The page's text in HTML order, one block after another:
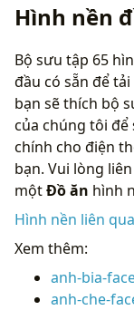
Hình nền
Bộ sưu tập 65
đầu có sẵn để
bạn sẽ thích bộ
của chúng tôi
chính cho điện
bạn. Vui lòng
mộtĐồ ăn hình
Hình nền liên
Xem thêm:
anh-bia-
anh-che-